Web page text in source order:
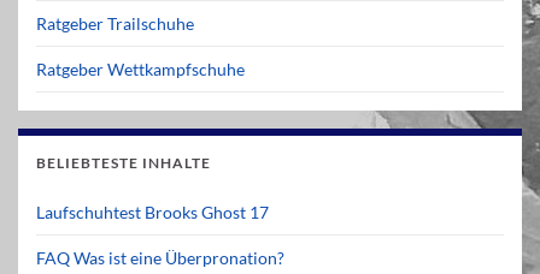
Ratgeber Trailschuhe
Ratgeber Wettkampfschuhe
BELIEBTESTE INHALTE
Laufschuhtest Brooks Ghost 17
FAQ Was ist eine Überpronation?